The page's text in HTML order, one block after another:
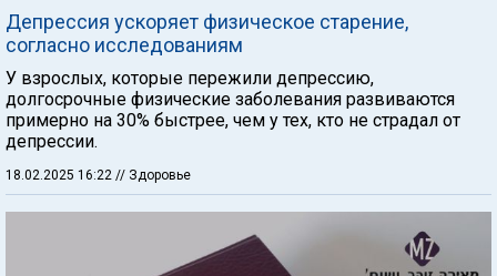
Депрессия ускоряет физическое старение,
согласно исследованиям
У взрослых, которые пережили депрессию,
долгосрочные физические заболевания развиваются
примерно на 30% быстрее, чем у тех, кто не страдал от
депрессии.
18.02.2025 16:22 // Здоровье